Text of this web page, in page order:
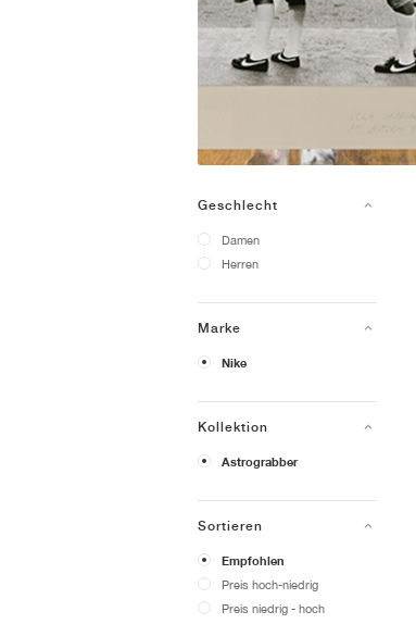
Geschlecht
Damen
Herren
Marke
Nike
Kollektion
Astrograbber
Sortieren
Empfohlen
Preis hoch-niedrig
Preis niedrig - hoch